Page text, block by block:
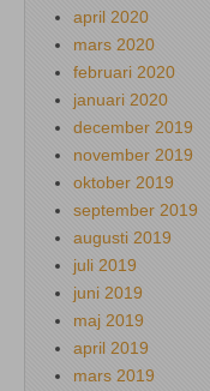
april 2020
mars 2020
februari 2020
januari 2020
december 2019
november 2019
oktober 2019
september 2019
augusti 2019
juli 2019
juni 2019
maj 2019
april 2019
mars 2019